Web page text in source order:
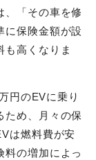
、「その車を修
に保険金額が設
も高くなりま
円のEVに乗り
ため、月々の保
は燃料費が安
料の増加によっ